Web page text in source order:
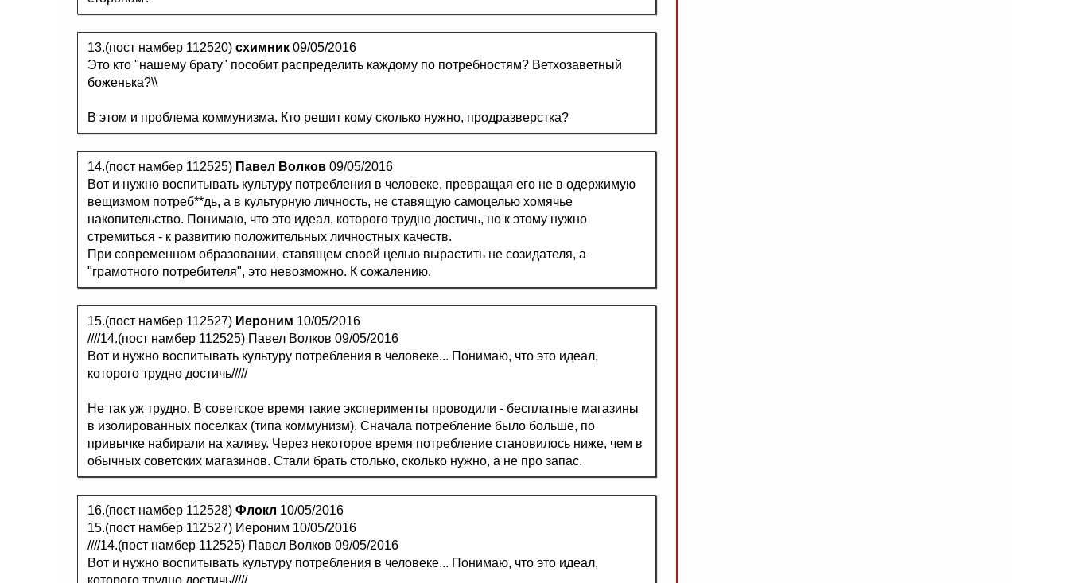
13.(пост намбер 112520) схимник 09/05/2016
Это кто "нашему брату" пособит распределить каждому по потребностям? Ветхозаветный
боженька?\\
В этом и проблема коммунизма. Кто решит кому сколько нужно, продразверстка?
14.(пост намбер 112525) Павел Волков 09/05/2016
Вот и нужно воспитывать культуру потребления в человеке, превращая его не в одержимую
вещизмом потреб**дь, а в культурную личность, не ставящую самоцелью хомячье
накопительство. Понимаю, что это идеал, которого трудно достичь, но к этому нужно
стремиться - к развитию положительных личностных качеств.
При современном образовании, ставящем своей целью вырастить не созидателя, а
"грамотного потребителя", это невозможно. К сожалению.
15.(пост намбер 112527) Иероним 10/05/2016
////14.(пост намбер 112525) Павел Волков 09/05/2016
Вот и нужно воспитывать культуру потребления в человеке... Понимаю, что это идеал,
которого трудно достичь/////
Не так уж трудно. В советское время такие эксперименты проводили - бесплатные магазины
в изолированных поселках (типа коммунизм). Сначала потребление было больше, по
привычке набирали на халяву. Через некоторое время потребление становилось ниже, чем в
обычных советских магазинов. Стали брать столько, сколько нужно, а не про запас.
16.(пост намбер 112528) Флокл 10/05/2016
15.(пост намбер 112527) Иероним 10/05/2016
////14.(пост намбер 112525) Павел Волков 09/05/2016
Вот и нужно воспитывать культуру потребления в человеке... Понимаю, что это идеал,
которого трудно достичь/////